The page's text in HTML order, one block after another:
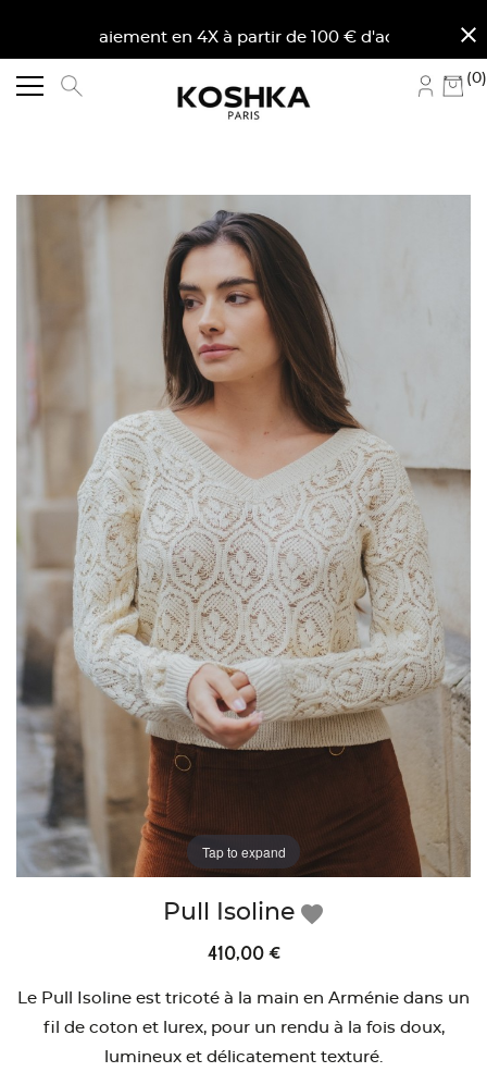
en 4X à partir de 100 € d'achat en Franceclose
(0)
Tap to expand
Pull Isoline favorite
410,00 €
Le Pull Isoline est tricoté à la main en Arménie dans un
fil de coton et lurex, pour un rendu à la fois doux,
lumineux et délicatement texturé.